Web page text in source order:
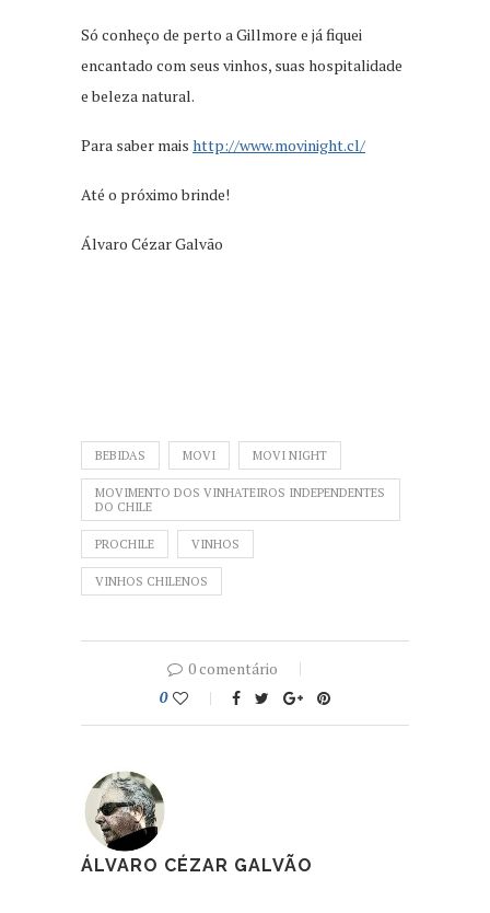
Só conheço de perto a Gillmore e já fiquei
encantado com seus vinhos, suas hospitalidade
e beleza natural.
Para saber mais http://www.movinight.cl/
Até o próximo brinde!
Álvaro Cézar Galvão
BEBIDAS MOVI MOVI NIGHT
MOVIMENTO DOS VINHATEIROS INDEPENDENTES
DO CHILE
PROCHILE VINHOS
VINHOS CHILENOS
0 comentário
0
ÁLVARO CÉZAR GALVÃO